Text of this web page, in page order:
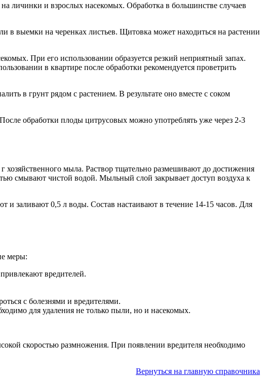
личинки и взрослых насекомых. Обработка в большинстве случаев
в выемки на черенках листьев. Щитовка может находиться на растении
При его использовании образуется резкий неприятный запах.
в квартире после обработки рекомендуется проветрить
в грунт рядом с растением. В результате оно вместе с соком
обработки плоды цитрусовых можно употреблять уже через 2-3
мыла. Раствор тщательно размешивают до достижения
смывают чистой водой. Мыльный слой закрывает доступ воздуха к
и заливают 0,5 л воды. Состав настаивают в течение 14-15 часов. Для
меры:
вредителей.
с болезнями и вредителями.
для удаления не только пыли, но и насекомых.
скоростью размножения. При появлении вредителя необходимо
Вернуться на главную справочника